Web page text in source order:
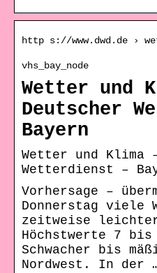
http s://www.dwd.de ›
vhs_bay_node
Wetter und
Deutscher
Bayern
Wetter und Klima
Wetterdienst –
Vorhersage –
Donnerstag viele
zeitweise leichter
Höchstwerte 7 bis
Schwacher bis
Nordwest. In der